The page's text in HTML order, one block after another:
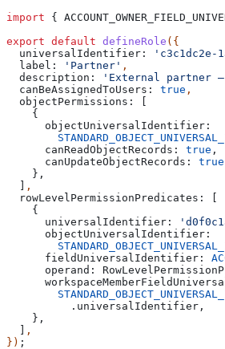
import {
export default defineRole ({
  universalIdentifier:
'c3c1dc2e-
  label:
'Partner' ,
  description:
'External partner
  canBeAssignedToUsers:
true ,
  objectPermissions:
[
    {
      objectUniversalIdentifier:
      canReadObjectRecords:
true ,
      canUpdateObjectRecords:
true
    },
  ]
,
  rowLevelPermissionPredicates:
[
    {
      universalIdentifier:
      objectUniversalIdentifier:
      fieldUniversalIdentifier:
      operand:
          .
universalIdentifier ,
    },
  ]
,
}) ;